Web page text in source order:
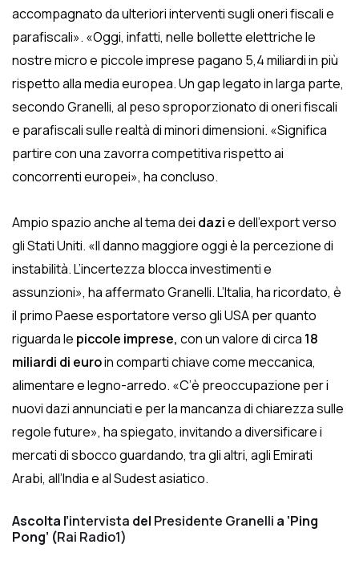
accompagnato da ulteriori interventi sugli oneri fiscali e
parafiscali». «Oggi, infatti, nelle bollette elettriche le
nostre micro e piccole imprese pagano 5,4 miliardi in più
rispetto alla media europea. Un gap legato in larga parte,
secondo Granelli, al peso sproporzionato di oneri fiscali
e parafiscali sulle realtà di minori dimensioni. «Significa
partire con una zavorra competitiva rispetto ai
concorrenti europei», ha concluso.
Ampio spazio anche al tema dei dazie dell’export verso
gli Stati Uniti. «Il danno maggiore oggi è la percezione di
instabilità. L’incertezza blocca investimenti e
assunzioni», ha affermato Granelli. L’Italia, ha ricordato, è
il primo Paese esportatore verso gli USA per quanto
riguarda le piccole imprese, con un valore di circa 18
miliardi di euroin comparti chiave come meccanica,
alimentare e legno-arredo. «C’è preoccupazione per i
nuovi dazi annunciati e per la mancanza di chiarezza sulle
regole future», ha spiegato, invitando a diversificare i
mercati di sbocco guardando, tra gli altri, agli Emirati
Arabi, all’India e al Sudest asiatico.
Ascolta l’intervista del Presidente Granelli a ‘Ping
Pong’ (Rai Radio1)